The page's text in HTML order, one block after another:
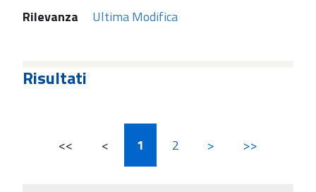
Rilevanza Ultima Modifica
Risultati
<< < 1 2 > >>